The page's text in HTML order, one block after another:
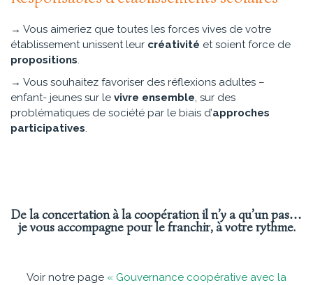
→ Vous aimeriez que toutes les forces vives de votre
établissement unissent leur créativité et soient force de
propositions.
→ Vous souhaitez favoriser des réflexions adultes –
enfant- jeunes sur le vivre ensemble, sur des
problématiques de société par le biais d’approches
participatives.
De la concertation à la coopération il n’y a qu’un pas…
je vous accompagne pour le franchir, à votre rythme.
Voir notre page « Gouvernance coopérative avec la